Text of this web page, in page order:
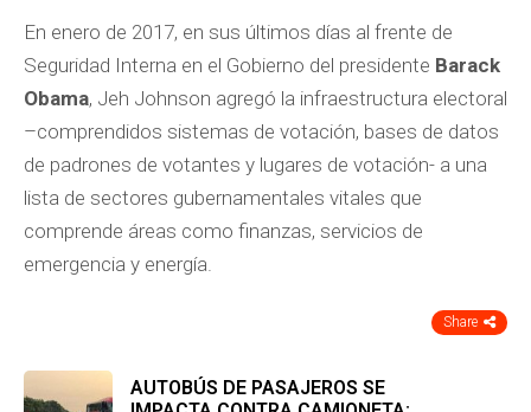
En enero de 2017, en sus últimos días al frente de
Seguridad Interna en el Gobierno del presidente Barack
Obama, Jeh Johnson agregó la infraestructura electoral
–comprendidos sistemas de votación, bases de datos
de padrones de votantes y lugares de votación- a una
lista de sectores gubernamentales vitales que
comprende áreas como finanzas, servicios de
emergencia y energía.
Share
AUTOBÚS DE PASAJEROS SE